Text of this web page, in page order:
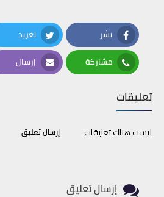
نشر
Facebook
تغريد
Twitter
مشاركة
Whatsapp
إرسال
Email
تعليقات
ليست هناك تعليقات إرسال تعليق
إرسال تعليق